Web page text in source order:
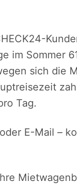
im Sommer
sich die
Tag.
E-Mail –